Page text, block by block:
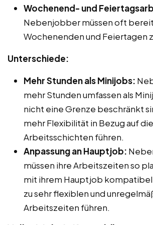
Wochenend- und
Nebenjobber müssen oft bereit
Wochenenden und Feiertagen
Unterschiede:
Mehr Stunden als Minijobs:
mehr Stunden umfassen als
nicht eine Grenze beschränkt
mehr Flexibilität in Bezug auf
Arbeitsschichten führen.
Anpassung an Hauptjob:
müssen ihre Arbeitszeiten so
mit ihrem Hauptjob kompatibel
zu sehr flexiblen und
Arbeitszeiten führen.